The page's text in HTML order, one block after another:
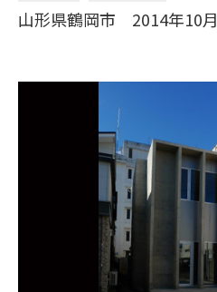
山形県鶴岡市 2014年10月